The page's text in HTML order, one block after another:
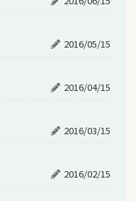
2016/05/15
2016/04/15
2016/03/15
2016/02/15